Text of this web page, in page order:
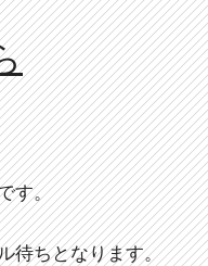
す。
待ちとなります。